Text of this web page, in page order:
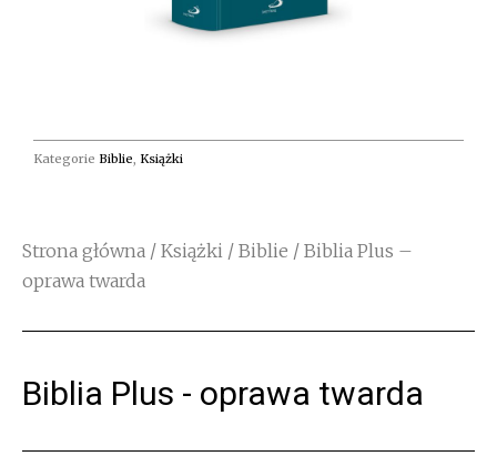
Kategorie Biblie, Książki
Strona główna / Książki / Biblie / Biblia Plus –
oprawa twarda
Biblia Plus - oprawa twarda